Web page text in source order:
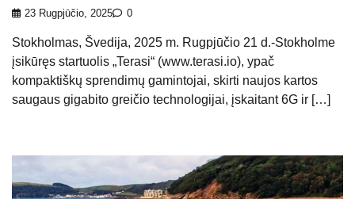
23 Rugpjūčio, 2025 0
Stokholmas, Švedija, 2025 m. Rugpjūčio 21 d.-Stokholme
įsikūręs startuolis „Terasi“ (www.terasi.io), ypač
kompaktiškų sprendimų gamintojai, skirti naujos kartos
saugaus gigabito greičio technologijai, įskaitant 6G ir […]